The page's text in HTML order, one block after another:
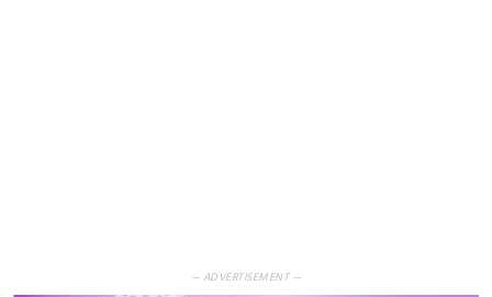
— ADVERTISEMENT —